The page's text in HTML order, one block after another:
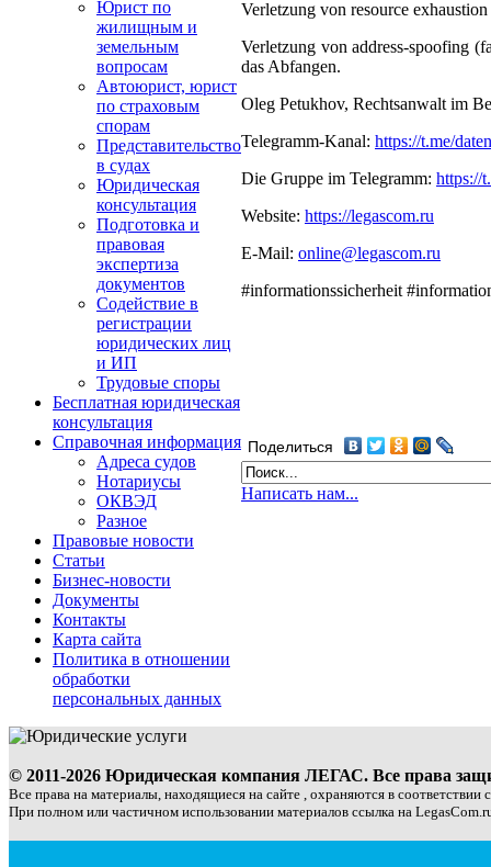
Юрист по
жилищным и
земельным
вопросам
Автоюрист, юрист
по страховым
спорам
Представительство
в судах
Юридическая
консультация
Подготовка и
правовая
экспертиза
документов
Содействие в
регистрации
юридических лиц
и ИП
Трудовые споры
Бесплатная юридическая
консультация
Справочная информация
Адреса судов
Нотариусы
ОКВЭД
Разное
Правовые новости
Статьи
Бизнес-новости
Документы
Контакты
Карта сайта
Политика в отношении
обработки
персональных данных
Verletzung von resource
Verletzung von address-spoofing
das Abfangen.
Oleg Petukhov, Rechtsanwalt im
Telegramm-Kanal: https://t.me/
Die Gruppe im Telegramm: https://
Website: https://legascom.ru
E-Mail: online@legascom.ru
#informationssicherheit
Поделиться
Написать нам...
© 2011-2026 Юридическая компания ЛЕГАС. Все права
Все права на материалы, находящиеся на сайте , охраняются в соответствии
При полном или частичном использовании материалов ссылка на